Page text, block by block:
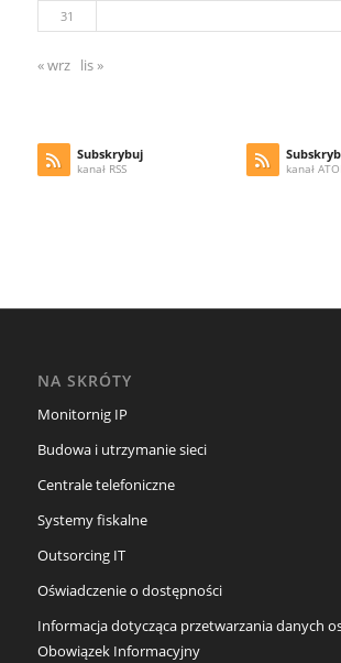
31
« wrz lis »
Subskrybuj
kanał RSS kanał
NA SKRÓTY
Monitornig IP
Budowa i utrzymanie sieci
Centrale telefoniczne
Systemy fiskalne
Outsorcing IT
Oświadczenie o dostępności
Informacja dotycząca przetwarzania danych
Obowiązek Informacyjny